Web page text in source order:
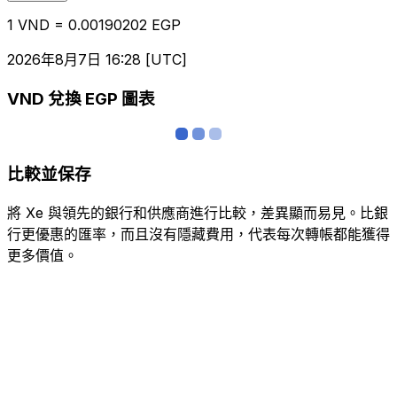
1 VND = 0.00190202 EGP
2026年8月7日 16:28 [UTC]
VND 兌換 EGP 圖表
比較並保存
將 Xe 與領先的銀行和供應商進行比較，差異顯而易見。比銀
行更優惠的匯率，而且沒有隱藏費用，代表每次轉帳都能獲得
更多價值。